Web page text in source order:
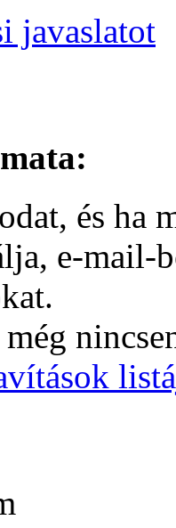
javaslatot
és ha
e-mail-